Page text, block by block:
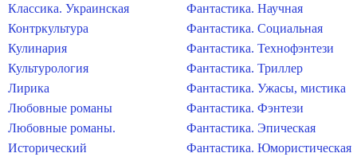
Классика. Украинская
Контркультура
Кулинария
Культурология
Лирика
Любовные романы
Любовные романы.
Исторический
Фантастика. Научная
Фантастика. Социальная
Фантастика. Технофэнтези
Фантастика. Триллер
Фантастика. Ужасы, мистика
Фантастика. Фэнтези
Фантастика. Эпическая
Фантастика. Юмористическая